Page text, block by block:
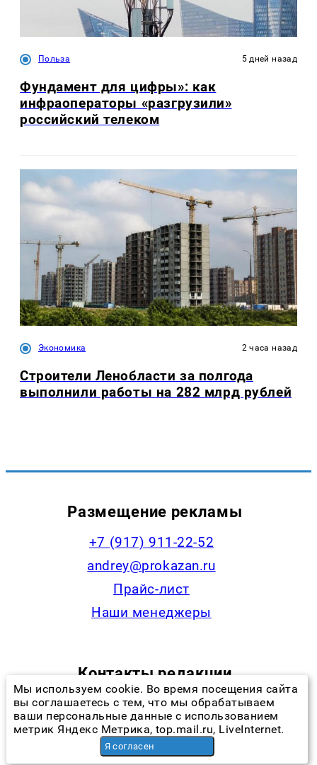
Польза 5 дней назад
Фундамент для цифры»: как
инфраоператоры «разгрузили»
российский телеком
Экономика 2 часа назад
Строители Ленобласти за полгода
выполнили работы на 282 млрд рублей
Размещение рекламы
+7 (917) 911-22-52
andrey@prokazan.ru
Прайс-лист
Наши менеджеры
Контакты редакции
+7 (922) 335-53-79,
news@progorodchelny.ru
Мы используем cookie. Во время посещения сайта
вы соглашаетесь с тем, что мы обрабатываем
ваши персональные данные с использованием
метрик Яндекс Метрика, top.mail.ru, LiveInternet.
Я согласен